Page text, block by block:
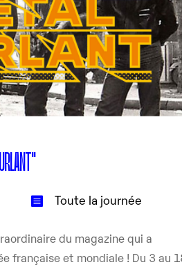
Toute la journée
du magazine qui a
française et mondiale ! Du 3 au